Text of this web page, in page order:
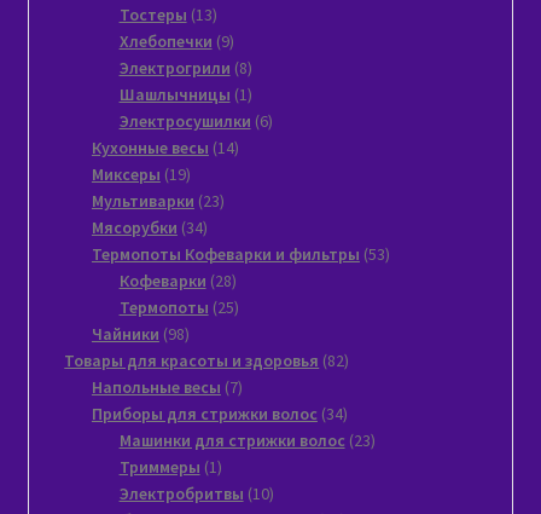
Тостеры 1313
товаров
Хлебопечки 99
товаров
Электрогрили 88
товаров
Шашлычницы 11
товар
Электросушилки 66
Кухонные весы 1414
Миксеры 1919
товаров
Мультиварки 2323
Мясорубки 3434
товара
Термопоты Кофеварки и фильтры 5353
Кофеварки 2828
товаров
Термопоты 2525
Чайники 9898
товаров
Товары для красоты и здоровья 8282
Напольные весы 77
товаров
Приборы для стрижки волос 3434
товара
Машинки для стрижки волос 2323
Триммеры 11
товар
Электробритвы 1010